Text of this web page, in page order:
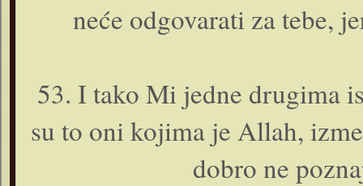
neće odgovarati za tebe,
53. I tako Mi jedne drugima
su to o­ni kojima je Allah,
dobro ne